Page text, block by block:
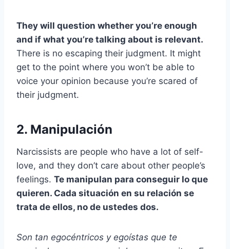
They will question whether you’re enough
and if what you’re talking about is relevant.
There is no escaping their judgment. It might
get to the point where you won’t be able to
voice your opinion because you’re scared of
their judgment.
2. Manipulación
Narcissists are people who have a lot of self-
love, and they don’t care about other people’s
feelings. Te manipulan para conseguir lo que
quieren. Cada situación en su relación se
trata de ellos, no de ustedes dos.
Son tan egocéntricos y egoístas que te